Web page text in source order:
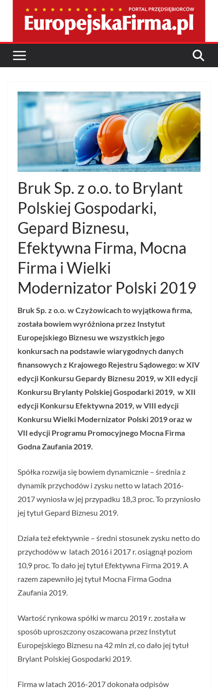
Bruk Sp. z o.o. to Brylant
Polskiej Gospodarki,
Gepard Biznesu,
Efektywna Firma, Mocna
Firma i Wielki
Modernizator Polski 2019
Bruk Sp. z o.o. w Czyżowicach to wyjątkowa firma,
została bowiem wyróżniona przez Instytut
Europejskiego Biznesu we wszystkich jego
konkursach na podstawie wiarygodnych danych
finansowych z Krajowego Rejestru Sądowego: w XIV
edycji Konkursu Gepardy Biznesu 2019, w XII edycji
Konkursu Brylanty Polskiej Gospodarki 2019, w XII
edycji Konkursu Efektywna 2019, w VIII edycji
Konkursu Wielki Modernizator Polski 2019 oraz w
VII edycji Programu Promocyjnego Mocna Firma
Godna Zaufania 2019.
Spółka rozwija się bowiem dynamicznie – średnia z
dynamik przychodów i zysku netto w latach 2016-
2017 wyniosła w jej przypadku 18,3 proc. To przyniosło
jej tytuł Gepard Biznesu 2019.
Działa też efektywnie – średni stosunek zysku netto do
przychodów w latach 2016 i 2017 r. osiągnął poziom
10,9 proc. To dało jej tytuł Efektywna Firma 2019. A
razem zapewniło jej tytuł Mocna Firma Godna
Zaufania 2019.
Wartość rynkowa spółki w marcu 2019 r. została w
sposób uproszczony oszacowana przez Instytut
Europejskiego Biznesu na 42 mln zł, co dało jej tytuł
Brylant Polskiej Gospodarki 2019.
Firma w latach 2016-2017 dokonała odpisów